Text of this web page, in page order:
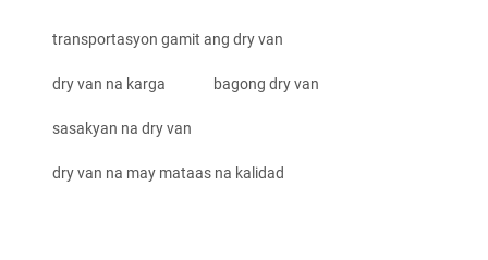
transportasyon gamit ang dry van
dry van na karga bagong dry van
sasakyan na dry van
dry van na may mataas na kalidad